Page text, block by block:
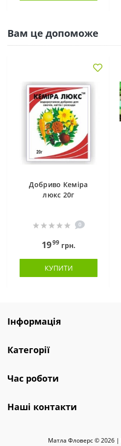
Вам це допоможе
Добриво Кеміра
люкс 20г
0
1999 грн.
КУПИТИ
Інформація
Категорії
Час роботи
Наші контакти
Матла Фловерс © 2026 |